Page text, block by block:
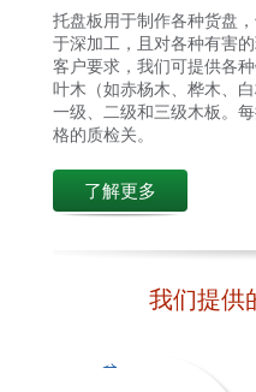
托盘板用于制作各种货盘
于深加工，且对各种有害
客户要求，我们可提供各
叶木（如赤杨木、桦木、
一级、二级和三级木板。
格的质检关。
了解更多
我们提供